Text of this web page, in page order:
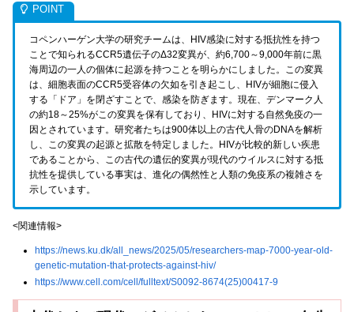
コペンハーゲン大学の研究チームは、HIV感染に対する抵抗性を持つ
ことで知られるCCR5遺伝子のΔ32変異が、約6,700～9,000年前に黒
海周辺の一人の個体に起源を持つことを明らかにしました。この変異
は、細胞表面のCCR5受容体の欠如を引き起こし、HIVが細胞に侵入
する「ドア」を閉ざすことで、感染を防ぎます。現在、デンマーク人
の約18～25%がこの変異を保有しており、HIVに対する自然免疫の一
因とされています。研究者たちは900体以上の古代人骨のDNAを解析
し、この変異の起源と拡散を特定しました。HIVが比較的新しい疾患
であることから、この古代の遺伝的変異が現代のウイルスに対する抵
抗性を提供している事実は、進化の偶然性と人類の免疫系の複雑さを
示しています。
<関連情報>
https://news.ku.dk/all_news/2025/05/researchers-map-7000-year-old-
genetic-mutation-that-protects-against-hiv/
https://www.cell.com/cell/fulltext/S0092-8674(25)00417-9